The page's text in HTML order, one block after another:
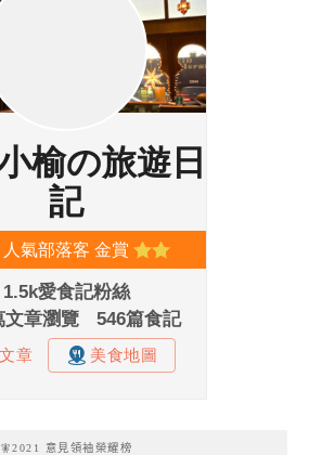
🧚2021 意見領袖榮耀榜